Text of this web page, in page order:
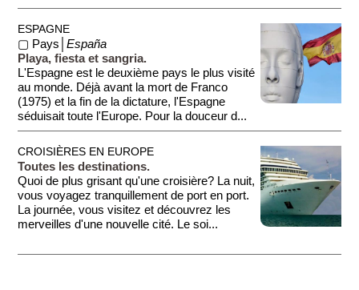
ESPAGNE
▢ Pays│España
Playa, fiesta et sangria.
L'Espagne est le deuxième pays le plus visité
au monde. Déjà avant la mort de Franco
(1975) et la fin de la dictature, l'Espagne
séduisait toute l'Europe. Pour la douceur d...
CROISIÈRES EN EUROPE
Toutes les destinations.
Quoi de plus grisant qu'une croisière? La nuit,
vous voyagez tranquillement de port en port.
La journée, vous visitez et découvrez les
merveilles d'une nouvelle cité. Le soi...